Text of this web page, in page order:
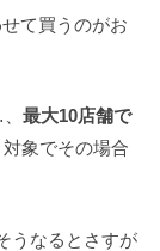
て買うのがお
最大10店舗で
象でその場合
うなるとさすが